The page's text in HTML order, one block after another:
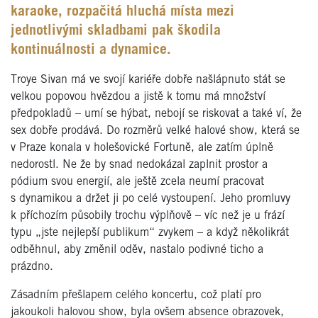
karaoke, rozpačitá hluchá místa mezi
jednotlivými skladbami pak škodila
kontinuálnosti a dynamice.
Troye Sivan má ve svojí kariéře dobře našlápnuto stát se
velkou popovou hvězdou a jistě k tomu má množství
předpokladů – umí se hýbat, nebojí se riskovat a také ví, že
sex dobře prodává. Do rozměrů velké halové show, která se
v Praze konala v holešovické Fortuně, ale zatím úplně
nedorostl. Ne že by snad nedokázal zaplnit prostor a
pódium svou energií, ale ještě zcela neumí pracovat
s dynamikou a držet ji po celé vystoupení. Jeho promluvy
k příchozím působily trochu výplňově – víc než je u frází
typu „jste nejlepší publikum“ zvykem – a když několikrát
odběhnul, aby změnil oděv, nastalo podivné ticho a
prázdno.
Zásadním přešlapem celého koncertu, což platí pro
jakoukoli halovou show, byla ovšem absence obrazovek,